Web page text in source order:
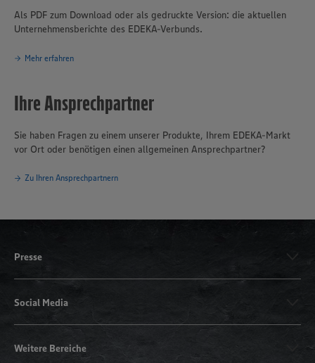
Als PDF zum Download oder als gedruckte Version: die aktuellen
Unternehmensberichte des EDEKA-Verbunds.
Mehr erfahren
Ihre Ansprechpartner
Sie haben Fragen zu einem unserer Produkte, Ihrem EDEKA-Markt
vor Ort oder benötigen einen allgemeinen Ansprechpartner?
Zu Ihren Ansprechpartnern
Presse
Social Media
Weitere Bereiche